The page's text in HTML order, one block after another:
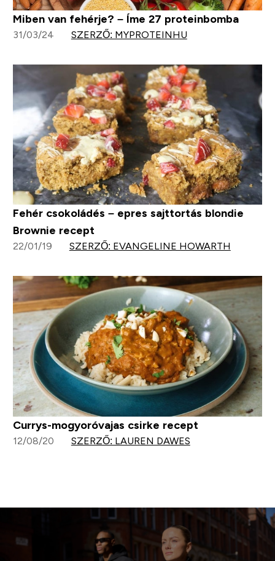
Miben van fehérje? – Íme 27 proteinbomba
31/03/24 SZERZŐ: MYPROTEINHU
Fehér csokoládés – epres sajttortás blondie
Brownie recept
22/01/19 SZERZŐ: EVANGELINE HOWARTH
Currys-mogyoróvajas csirke recept
12/08/20 SZERZŐ: LAUREN DAWES